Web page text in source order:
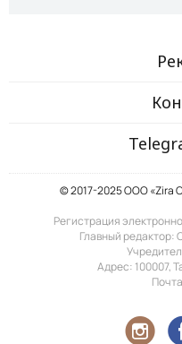
© 2017-2025 ООО «Zira
Регистрация
Главный редактор:
Адрес: 100007,